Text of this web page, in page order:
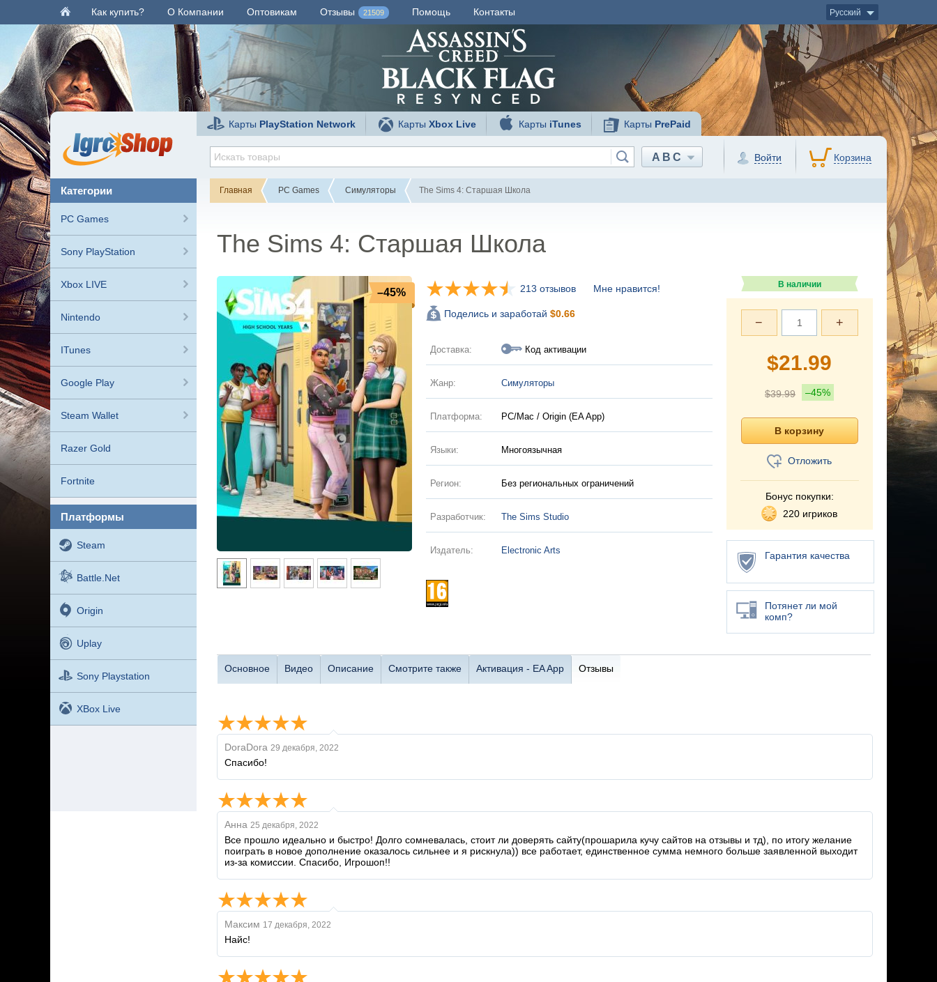
Как купить? О Компании Оптовикам Отзывы 21509 Помощь Контакты Русский
Карты PlayStation Network КартыXbox Live Карты iTunes Карты PrePaid
ABC Войти Корзина
категории
PC Games
Sony PlayStation
Xbox LIVE
Nintendo
ITunes
Google Play
Steam Wallet
Razer Gold
Fortnite
платформы
Steam
Battle.net
Origin
Uplay
Sony Playstation
XBox Live
Главная PC Games Симуляторы The Sims 4: Старшая Школа
The Sims 4: Старшая Школа
–45% 213 отзывов Мне нравится!
Поделись и заработай $0.66
Доставка: Код активации
Жанр: Симуляторы
Платформа: PC/Mac / Origin (EA App)
Языки: Многоязычная
Регион: Без региональных ограничений
Разработчик: The Sims Studio
Издатель: Electronic Arts
В наличии
+
−
$21.99
$39.99 –45%
Отложить
Бонус покупки:
220 игриков
Гарантия качества
Потянет ли мой
комп?
Основное Видео Описание Смотрите также Активация - EA App Отзывы
DoraDora 29 декабря, 2022
Спасибо!
Анна 25 декабря, 2022
Все прошло идеально и быстро! Долго сомневалась, стоит ли доверять сайту(прошарила кучу сайтов на отзывы и тд), по итогу желание
поиграть в новое дополнение оказалось сильнее и я рискнула)) все работает, единственное сумма немного больше заявленной выходит
из-за комиссии. Спасибо, Игрошоп!!
Максим 17 декабря, 2022
Найс!